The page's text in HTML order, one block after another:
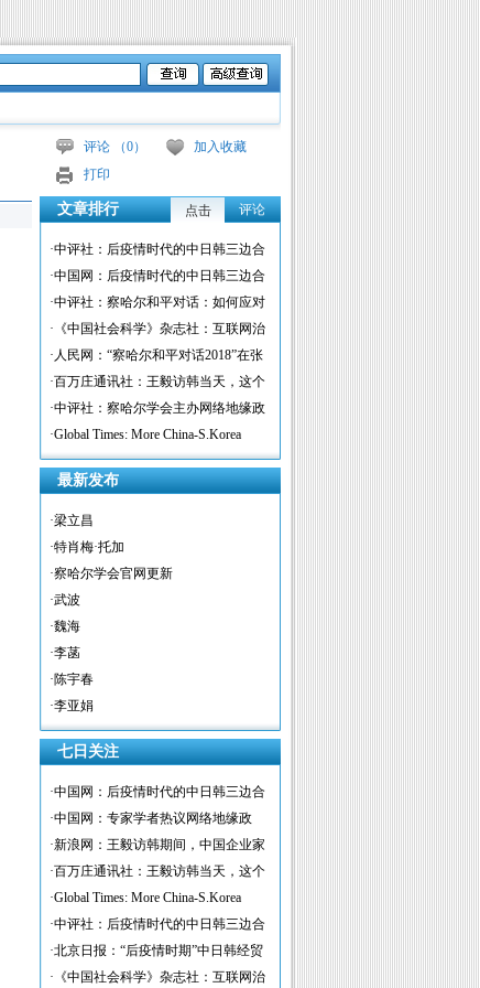
评论 （0）
加入收藏
打印
文章排行 点击 评论
·中评社：后疫情时代的中日韩三边合
作与全球治理
·中国网：后疫情时代的中日韩三边合
作与全球治理
·中评社：察哈尔和平对话：如何应对
中美贸易争端？
·《中国社会科学》杂志社：互联网治
理应纳入国际组织范畴
·人民网：“察哈尔和平对话2018”在张
家口举行
·百万庄通讯社：王毅访韩当天，这个
中韩公共外交和平论坛透露出哪些信
息？
·中评社：察哈尔学会主办网络地缘政
治与网络外交研讨会
·Global Times: More China-S.Korea
coordination needed to break US-N.Korea
deadlock
最新发布
·梁立昌
·特肖梅·托加
·察哈尔学会官网更新
·武波
·魏海
·李菡
·陈宇春
·李亚娟
七日关注
·中国网：后疫情时代的中日韩三边合
作与全球治理
·中国网：专家学者热议网络地缘政
治：各国需积极推进网络外交
·新浪网：王毅访韩期间，中国企业家
和智库与韩方共同举行活动
·百万庄通讯社：王毅访韩当天，这个
中韩公共外交和平论坛透露出哪些信
息？
·Global Times: More China-S.Korea
coordination needed to break US-N.Korea
deadlock
·中评社：后疫情时代的中日韩三边合
作与全球治理
·北京日报：“后疫情时期”中日韩经贸
合作有望提速
·《中国社会科学》杂志社：互联网治